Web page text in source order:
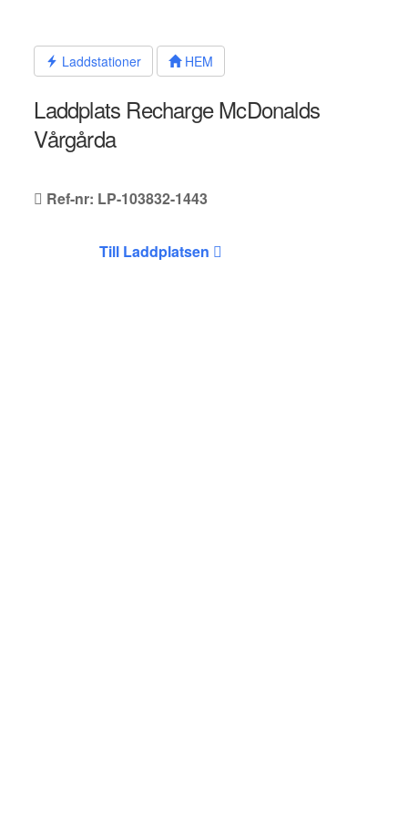
innehållet Laddstationer HEM
Laddplats Recharge McDonalds
Vårgårda
Ref-nr: LP-103832-1443
Till Laddplatsen